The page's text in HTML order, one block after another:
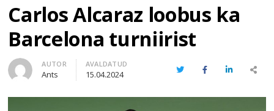
Carlos Alcaraz loobus ka
Barcelona turniirist
Author
AUTOR
Ants
AVALDATUD
15.04.2024 TwitterFacebookLinkedInShare